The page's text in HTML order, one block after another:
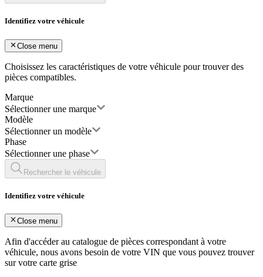
Identifiez votre véhicule
Close menu
Choisissez les caractéristiques de votre véhicule pour trouver des
pièces compatibles.
Marque
Sélectionner une marque
Modèle
Sélectionner un modèle
Phase
Sélectionner une phase
Rechercher le véhicule
Identifiez votre véhicule
Close menu
Afin d'accéder au catalogue de pièces correspondant à votre
véhicule, nous avons besoin de votre VIN que vous pouvez trouver
sur votre carte grise